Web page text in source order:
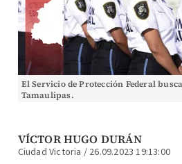
El Servicio de Protección Federal
Tamaulipas.
VÍCTOR HUGO DURÁN
Ciudad Victoria / 26.09.2023 19:13:00